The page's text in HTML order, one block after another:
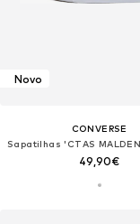
Novo
CONVERSE
49,90€